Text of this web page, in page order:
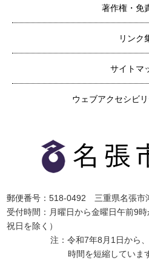
著作権・免
リンク
サイトマ
ウェブアクセシビ
郵便番号：518-0492 三重県名張市
受付時間：月曜日から金曜日午前9
祝日を除く）
注：令和7年8月1日から
時間を短縮していま